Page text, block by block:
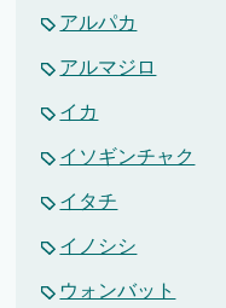
アルパカ
アルマジロ
イカ
イソギンチャク
イタチ
イノシシ
ウォンバット